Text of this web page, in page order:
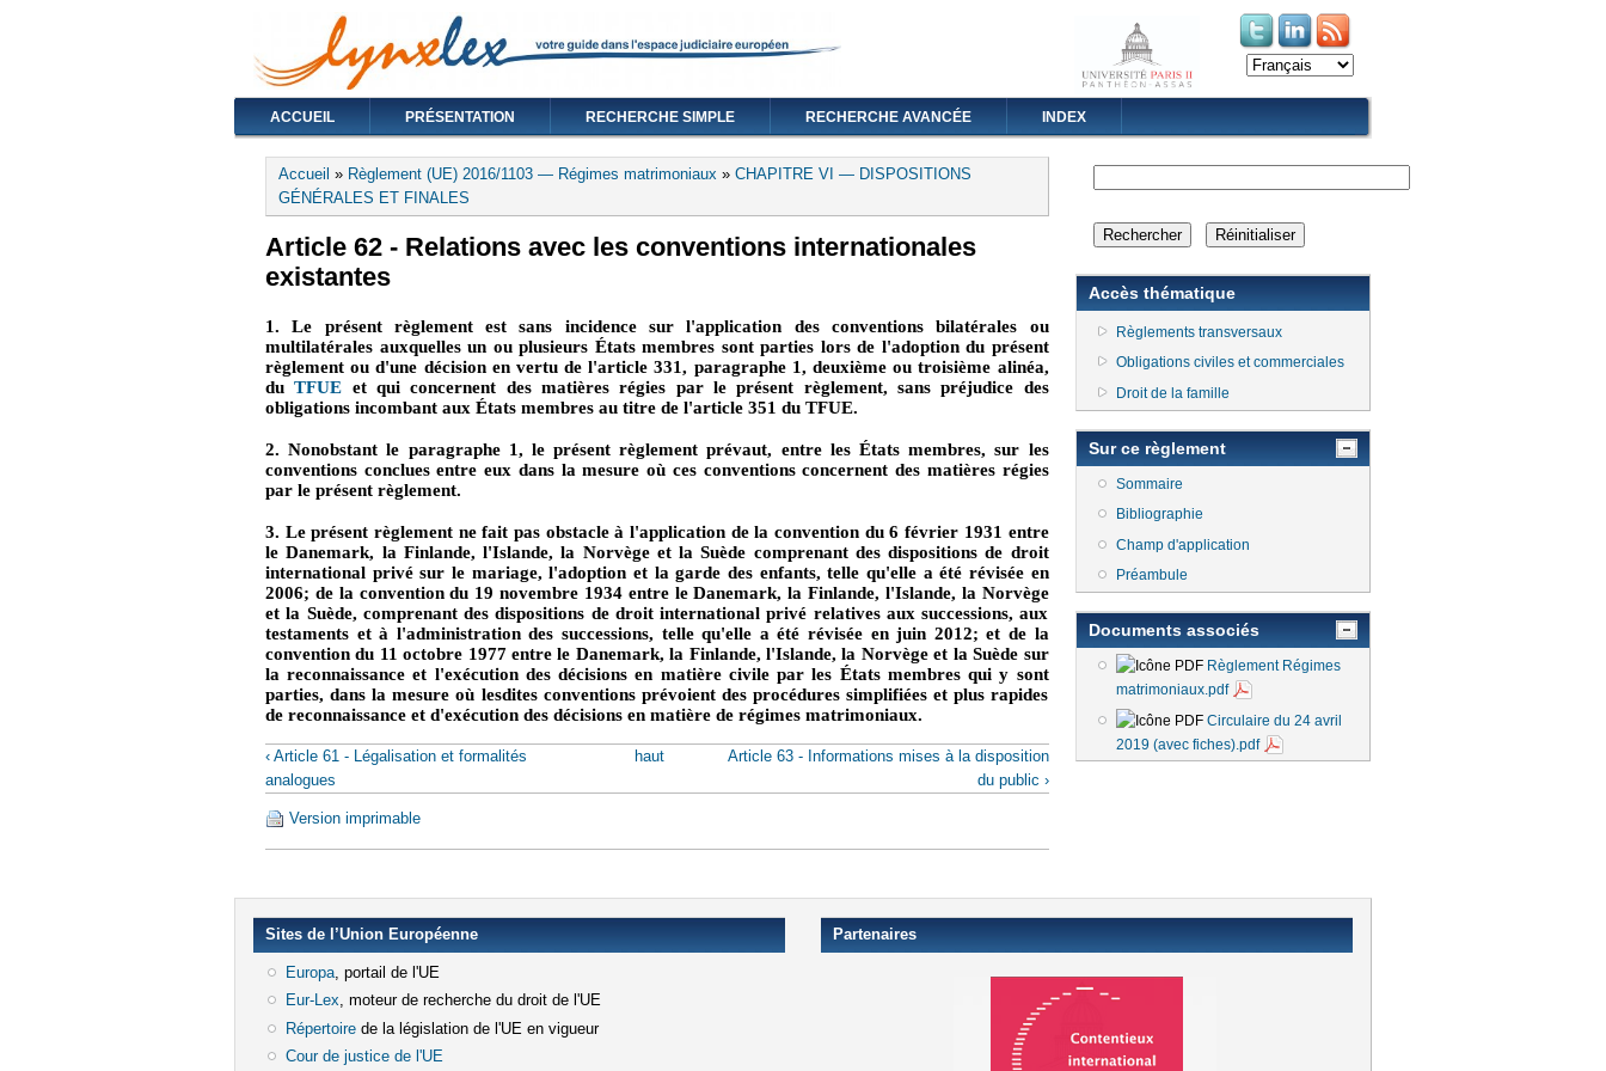
(le lien est externe)
(le lien est externe)
ACCUEIL PRÉSENTATION RECHERCHE SIMPLE RECHERCHE AVANCÉE INDEX
Vous êtes ici
Accueil » Règlement (UE) 2016/1103 — Régimes matrimoniaux » CHAPITRE VI — DISPOSITIONS
GÉNÉRALES ET FINALES
Article 62 - Relations avec les conventions internationales
existantes
1. Le présent règlement est sans incidence sur l'application des conventions bilatérales ou
multilatérales auxquelles un ou plusieurs États membres sont parties lors de l'adoption du présent
règlement ou d'une décision en vertu de l'article 331, paragraphe 1, deuxième ou troisième alinéa,
duTFUE (le lien est externe)
et qui concernent des matières régies par le présent règlement, sans préjudice des
obligations incombant aux États membres au titre de l'article 351 du TFUE.
2. Nonobstant le paragraphe 1, le présent règlement prévaut, entre les États membres, sur les
conventions conclues entre eux dans la mesure où ces conventions concernent des matières régies
par le présent règlement.
3. Le présent règlement ne fait pas obstacle à l'application de la convention du 6 février 1931 entre
le Danemark, la Finlande, l'Islande, la Norvège et la Suède comprenant des dispositions de droit
international privé sur le mariage, l'adoption et la garde des enfants, telle qu'elle a été révisée en
2006; de la convention du 19 novembre 1934 entre le Danemark, la Finlande, l'Islande, la Norvège
et la Suède, comprenant des dispositions de droit international privé relatives aux successions, aux
testaments et à l'administration des successions, telle qu'elle a été révisée en juin 2012; et de la
convention du 11 octobre 1977 entre le Danemark, la Finlande, l'Islande, la Norvège et la Suède sur
la reconnaissance et l'exécution des décisions en matière civile par les États membres qui y sont
parties, dans la mesure où lesdites conventions prévoient des procédures simplifiées et plus rapides
de reconnaissance et d'exécution des décisions en matière de régimes matrimoniaux.
‹ Article 61 - Légalisation et formalités
analogues
haut
Article 63 - Informations mises à la disposition
du public ›
Version imprimable
Accès thématique
Règlements transversaux
Obligations civiles et commerciales
Droit de la famille
Sur ce règlement
Sommaire
Bibliographie
Champ d'application
Préambule
Documents associés
Règlement Régimes
matrimoniaux.pdf
Circulaire du 24 avril
2019 (avec fiches).pdf
Sites de l’Union Européenne
Europa(le lien est externe)
, portail de l'UE
Eur-Lex(le lien est externe)
, moteur de recherche du droit de l'UE
Répertoire(le lien est externe)
de la législation de l'UE en vigueur
Cour de justice de l'UE(le lien est externe)
Partenaires